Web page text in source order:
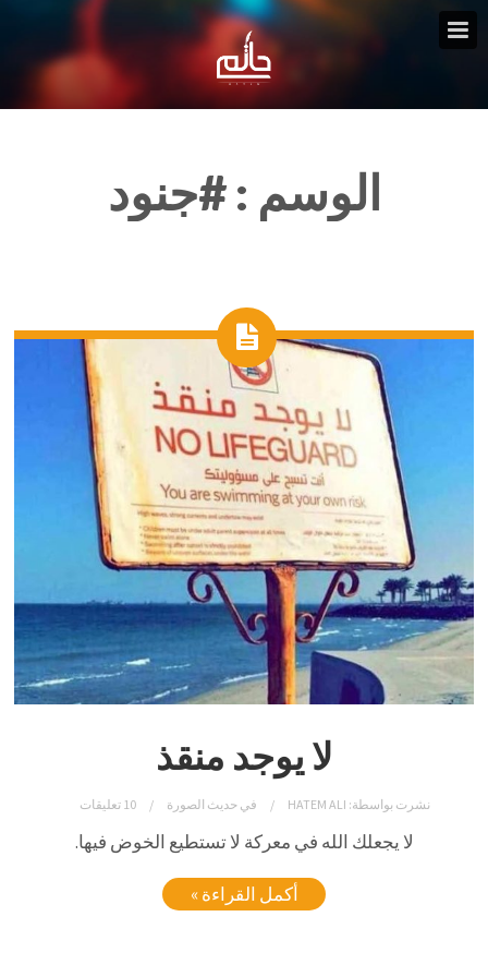
الوسم :#جنود
لا يوجد منقذ
نشرت بواسطة: HATEM ALI في حديث الصورة 10 تعليقات
لا يجعلك الله في معركة لا تستطيع الخوض فيها.
أكمل القراءة »